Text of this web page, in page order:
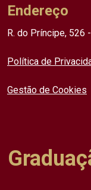
Endereço
R. do Príncipe, 526
Política de
Gestão de Cookies